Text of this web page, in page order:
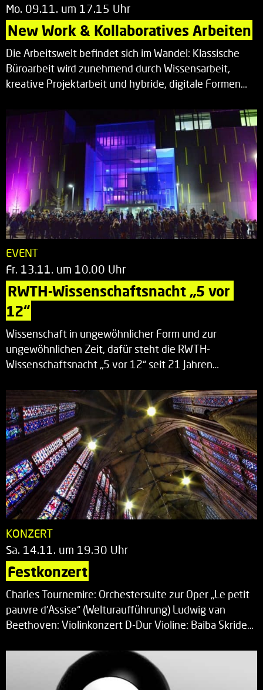
Mo. 09.11. um 17.15 Uhr
New Work & Kollaboratives Arbeiten
Die Arbeitswelt befindet sich im Wandel: Klassische
Büroarbeit wird zunehmend durch Wissensarbeit,
kreative Projektarbeit und hybride, digitale Formen…
EVENT
Fr. 13.11. um 10.00 Uhr
RWTH-Wissenschaftsnacht „5 vor
12“
Wissenschaft in ungewöhnlicher Form und zur
ungewöhnlichen Zeit, dafür steht die RWTH-
Wissenschaftsnacht „5 vor 12“ seit 21 Jahren…
KONZERT
Sa. 14.11. um 19.30 Uhr
Festkonzert
Charles Tournemire: Orchestersuite zur Oper „Le petit
pauvre d’Assise“ (Welturaufführung) Ludwig van
Beethoven: Violinkonzert D-Dur Violine: Baiba Skride…